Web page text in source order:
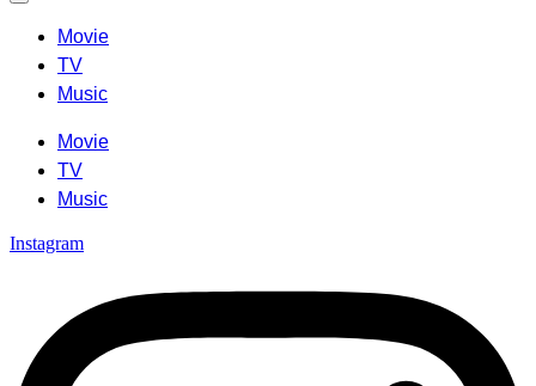
Movie
TV
Music
Movie
TV
Music
Instagram